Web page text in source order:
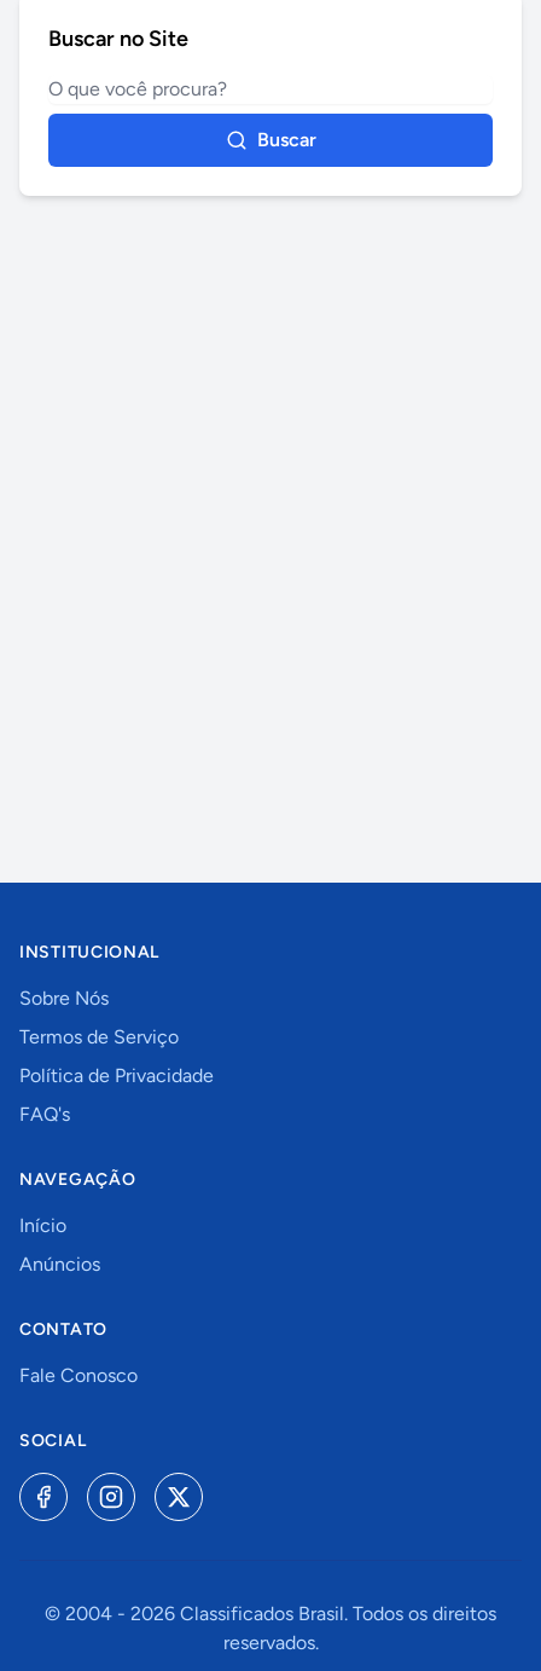
Buscar no Site
Buscar
INSTITUCIONAL
Sobre Nós
Termos de Serviço
Política de Privacidade
FAQ's
NAVEGAÇÃO
Início
Anúncios
CONTATO
Fale Conosco
SOCIAL
© 2004 - 2026 Classificados Brasil. Todos os direitos
reservados.